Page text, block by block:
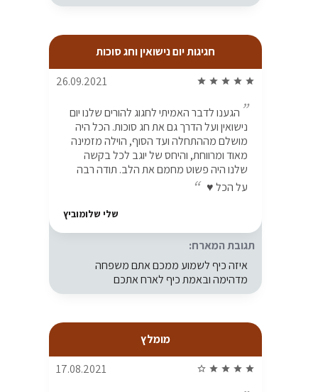
חגיגות יום נישואין וחג סוכות
star
star
star
star
star
26.09.2021
הגענו לדבר האמיתי לחגוג להורים שלנו יום
נישואין ועל הדרך גם את חג סוכות. הכל היה
מושלם מההתחלה ועד הסוף, הוילה מזמינה
מאוד ומרווחת, והיחס של יוגב לכל בקשה
שלנו היה פשוט מחמם את הלב. תודה רבה
על הכל ♥️
שלי שלומוביץ
תגובת המארח:
איזה כיף לשמוע ממכם אתם משפחה
מדהימה ובאמת כיף לארח אתכם
מומלץ
star
star
star
star
star_border
17.08.2021